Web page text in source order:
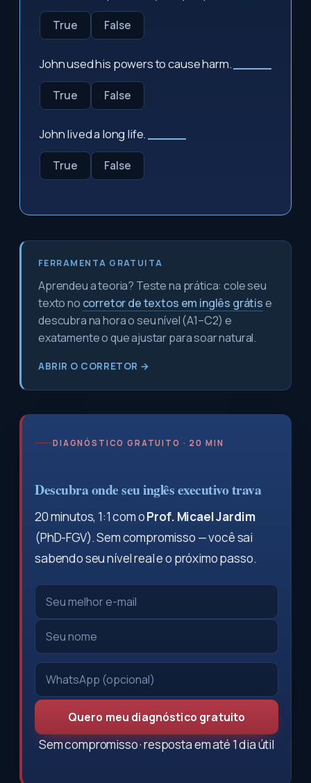
True False
John used his powers to cause harm.
True False
John lived a long life.
True False
FERRAMENTA GRATUITA
Aprendeu a teoria? Teste na prática: cole seu
texto no corretor de textos em inglês grátise
descubra na hora o seu nível (A1–C2) e
exatamente o que ajustar para soar natural.
ABRIR O CORRETOR →
DIAGNÓSTICO GRATUITO · 20 MIN
Descubra onde seu inglês executivo trava
20 minutos, 1:1 com oProf. Micael Jardim
(PhD-FGV). Sem compromisso — você sai
sabendo seu nível real e o próximo passo.
Quero meu diagnóstico gratuito
Sem compromisso · resposta em até 1 dia útil